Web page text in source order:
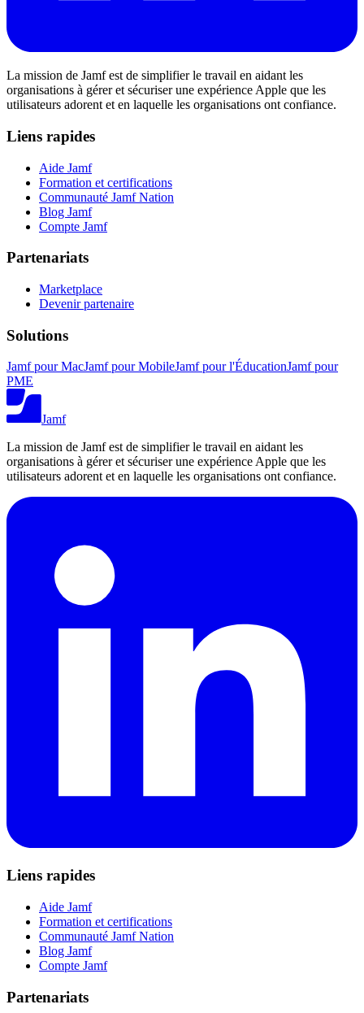
La mission de Jamf est de simplifier le travail en aidant les
organisations à gérer et sécuriser une expérience Apple que les
utilisateurs adorent et en laquelle les organisations ont confiance.
Liens rapides
Aide Jamf
Formation et certifications
Communauté Jamf Nation
Blog Jamf
Compte Jamf
Partenariats
Marketplace
Devenir partenaire
Solutions
Jamf pour MacJamf pour MobileJamf pour l'ÉducationJamf pour
PME
Jamf
La mission de Jamf est de simplifier le travail en aidant les
organisations à gérer et sécuriser une expérience Apple que les
utilisateurs adorent et en laquelle les organisations ont confiance.
Liens rapides
Aide Jamf
Formation et certifications
Communauté Jamf Nation
Blog Jamf
Compte Jamf
Partenariats